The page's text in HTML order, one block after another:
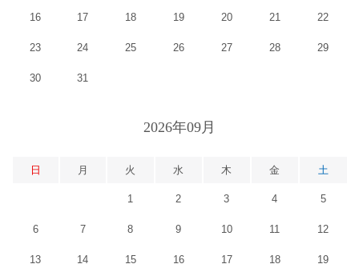
16 17 18 19 20 21 22
23 24 25 26 27 28 29
30 31
2026年09月
日 月 火 水 木 金 土
1 2 3 4 5
6 7 8 9 10 11 12
13 14 15 16 17 18 19